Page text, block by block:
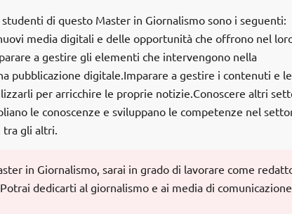
di questo Master in Giornalismo sono i seguenti:
media digitali e delle opportunità che offrono nel
a gestire gli elementi che intervengono nella
pubblicazione digitale.Imparare a gestire i contenuti e le
per arricchire le proprie notizie.Conoscere altri
le conoscenze e sviluppano le competenze nel
tra gli altri.
in Giornalismo, sarai in grado di lavorare come
dedicarti al giornalismo e ai media di